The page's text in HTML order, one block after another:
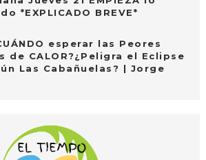
*EXPLICADO BREVE*
esperar las Peores
de CALOR?¿Peligra el Eclipse
Las Cabañuelas? | Jorge